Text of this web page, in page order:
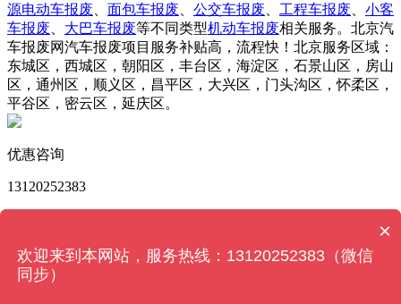
源电动车报废
面包车报废 公交车报废 工程车报废
小客
车报废
大巴车报废等不同类型机动车报废相关服务。北京汽
车报废网汽车报废项目服务补贴高，流程快！北京服务区域：
东城区，西城区，朝阳区，丰台区，海淀区，石景山区，房山
区，通州区，顺义区，昌平区，大兴区，门头沟区，怀柔区，
平谷区，密云区，延庆区。
优惠咨询
13120252383
×
欢迎来到本网站，服务热线：13120252383（微信
同步）